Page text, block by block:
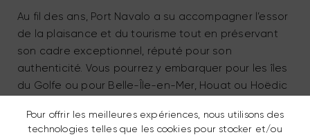
Pour offrir les meilleures expériences, nous utilisons des
technologies telles que les cookies pour stocker et/ou
Au fil des ans, Port Navalo a su accompagner l’essor
de la plaisance et du tourisme tout en préservant
son cadre exceptionnel, réputé pour son
authenticité. Vous pourrez y embarquer pour les îles
du Golfe ou pour Belle-Île-en-Mer, Houat ou Hoëdic
jours en juillet et août.